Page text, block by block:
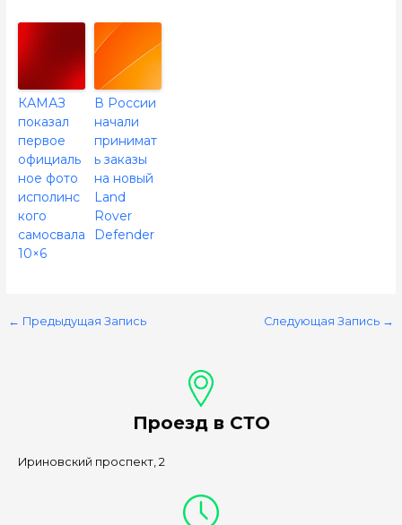
КАМАЗ
показал
первое
официаль
ное фото
исполинс
кого
самосвала
10×6
В России
начали
принимат
ь заказы
на новый
Land
Rover
Defender
← Предыдущая Запись Следующая Запись →
Проезд в СТО
Ириновский проспект, 2